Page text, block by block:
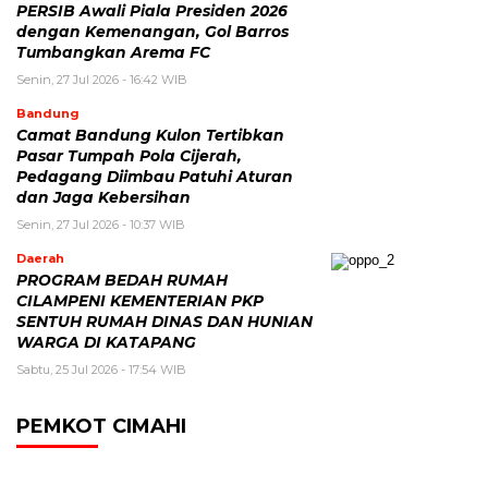
PERSIB Awali Piala Presiden 2026
dengan Kemenangan, Gol Barros
Tumbangkan Arema FC
Senin, 27 Jul 2026 - 16:42 WIB
Bandung
Camat Bandung Kulon Tertibkan
Pasar Tumpah Pola Cijerah,
Pedagang Diimbau Patuhi Aturan
dan Jaga Kebersihan
Senin, 27 Jul 2026 - 10:37 WIB
Daerah
PROGRAM BEDAH RUMAH
CILAMPENI KEMENTERIAN PKP
SENTUH RUMAH DINAS DAN HUNIAN
WARGA DI KATAPANG
Sabtu, 25 Jul 2026 - 17:54 WIB
PEMKOT CIMAHI